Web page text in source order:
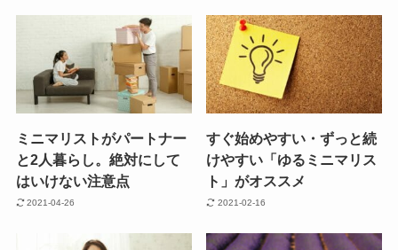
ミニマリストがパートナー
と2人暮らし。絶対にして
はいけない注意点
2021-04-26
すぐ始めやすい・ずっと続
けやすい「ゆるミニマリス
ト」がオススメ
2021-02-16